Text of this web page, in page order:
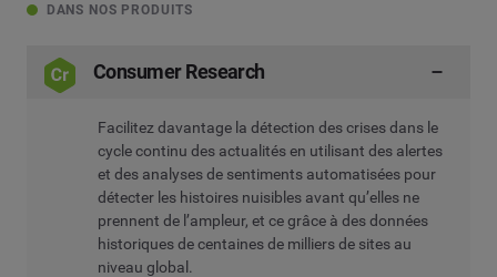
DANS NOS PRODUITS
Consumer Research
Facilitez davantage la détection des crises dans le
cycle continu des actualités en utilisant des alertes
et des analyses de sentiments automatisées pour
détecter les histoires nuisibles avant qu’elles ne
prennent de l’ampleur, et ce grâce à des données
historiques de centaines de milliers de sites au
niveau global.